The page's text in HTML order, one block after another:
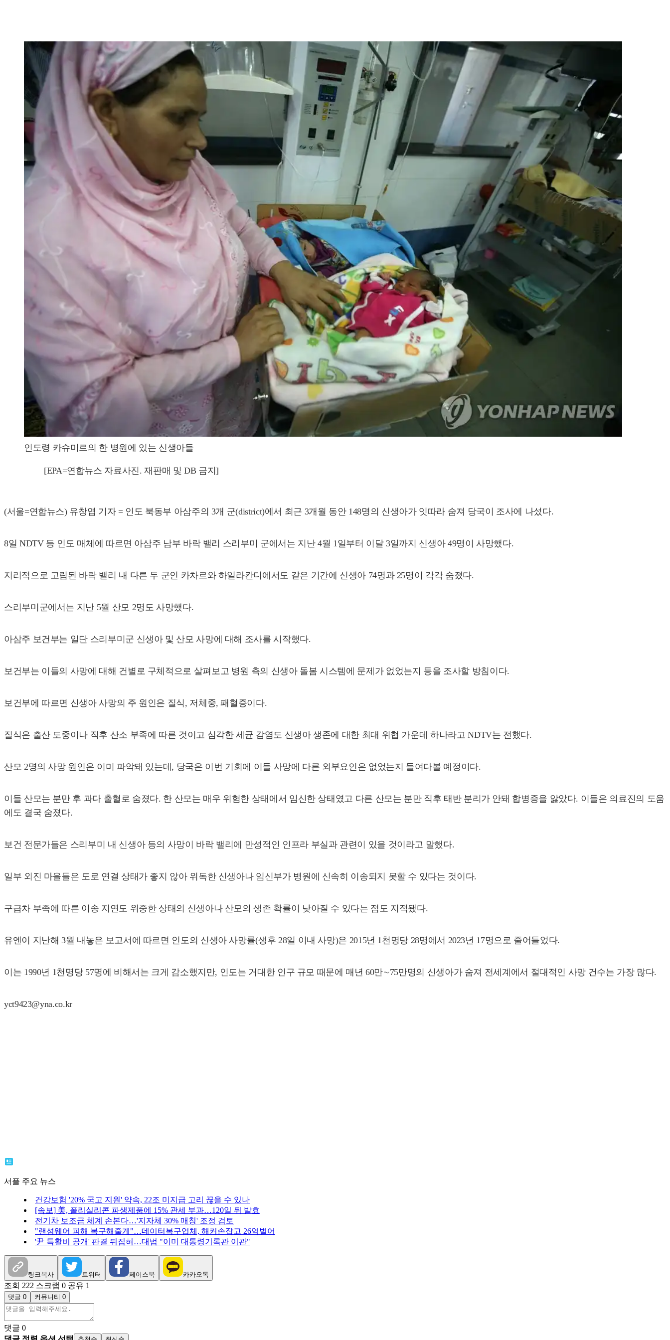
인도령 카슈미르의 한 병원에 있는 신생아들
[EPA=연합뉴스 자료사진. 재판매 및 DB 금지]
(서울=연합뉴스) 유창엽 기자 = 인도 북동부 아삼주의 3개 군(district)에서 최근 3개월 동안 148명의 신생아가 잇따라 숨져 당국이 조사에 나섰다.
8일 NDTV 등 인도 매체에 따르면 아삼주 남부 바락 밸리 스리부미 군에서는 지난 4월 1일부터 이달 3일까지 신생아 49명이 사망했다.
지리적으로 고립된 바락 밸리 내 다른 두 군인 카차르와 하일라칸디에서도 같은 기간에 신생아 74명과 25명이 각각 숨졌다.
스리부미군에서는 지난 5월 산모 2명도 사망했다.
아삼주 보건부는 일단 스리부미군 신생아 및 산모 사망에 대해 조사를 시작했다.
보건부는 이들의 사망에 대해 건별로 구체적으로 살펴보고 병원 측의 신생아 돌봄 시스템에 문제가 없었는지 등을 조사할 방침이다.
보건부에 따르면 신생아 사망의 주 원인은 질식, 저체중, 패혈증이다.
질식은 출산 도중이나 직후 산소 부족에 따른 것이고 심각한 세균 감염도 신생아 생존에 대한 최대 위협 가운데 하나라고 NDTV는 전했다.
산모 2명의 사망 원인은 이미 파악돼 있는데, 당국은 이번 기회에 이들 사망에 다른 외부요인은 없었는지 들여다볼 예정이다.
이들 산모는 분만 후 과다 출혈로 숨졌다. 한 산모는 매우 위험한 상태에서 임신한 상태였고 다른 산모는 분만 직후 태반 분리가 안돼 합병증을 앓았다. 이들은 의료진의 도움
에도 결국 숨졌다.
보건 전문가들은 스리부미 내 신생아 등의 사망이 바락 밸리에 만성적인 인프라 부실과 관련이 있을 것이라고 말했다.
일부 외진 마을들은 도로 연결 상태가 좋지 않아 위독한 신생아나 임신부가 병원에 신속히 이송되지 못할 수 있다는 것이다.
구급차 부족에 따른 이송 지연도 위중한 상태의 신생아나 산모의 생존 확률이 낮아질 수 있다는 점도 지적됐다.
유엔이 지난해 3월 내놓은 보고서에 따르면 인도의 신생아 사망률(생후 28일 이내 사망)은 2015년 1천명당 28명에서 2023년 17명으로 줄어들었다.
이는 1990년 1천명당 57명에 비해서는 크게 감소했지만, 인도는 거대한 인구 규모 때문에 매년 60만∼75만명의 신생아가 숨져 전세계에서 절대적인 사망 건수는 가장 많다.
yct9423@yna.co.kr
서플 주요 뉴스
건강보험 '20% 국고 지원' 약속, 22조 미지급 고리 끊을 수 있나
[속보] 美, 폴리실리콘 파생제품에 15% 관세 부과…120일 뒤 발효
전기차 보조금 체계 손본다…'지자체 30% 매칭' 조정 검토
"랜섬웨어 피해 복구해줄게"…데이터복구업체, 해커손잡고 26억벌어
'尹 특활비 공개' 판결 뒤집혀…대법 "이미 대통령기록관 이관"
링크복사 트위터 페이스북 카카오톡
조회 222 스크랩 0 공유 1
댓글 0 커뮤니티 0
댓글 0